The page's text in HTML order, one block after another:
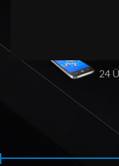
24
FIYATA GÖRE FILTRELE